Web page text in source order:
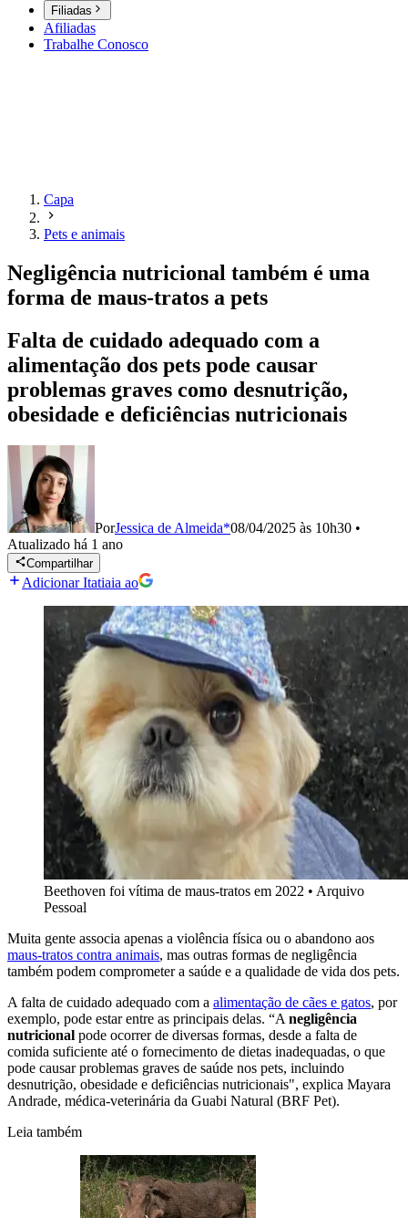
Filiadas
Afiliadas
Trabalhe Conosco
Capa
Pets e animais
Negligência nutricional também é uma
forma de maus-tratos a pets
Falta de cuidado adequado com a
alimentação dos pets pode causar
problemas graves como desnutrição,
obesidade e deficiências nutricionais
PorJessica de Almeida*08/04/2025 às 10h30 •
Atualizado há 1 ano
Compartilhar
Adicionar Itatiaia ao
Beethoven foi vítima de maus-tratos em 2022 • Arquivo
Pessoal
Muita gente associa apenas a violência física ou o abandono aos
maus-tratos contra animais, mas outras formas de negligência
também podem comprometer a saúde e a qualidade de vida dos pets.
A falta de cuidado adequado com a alimentação de cães e gatos, por
exemplo, pode estar entre as principais delas. “A negligência
nutricional pode ocorrer de diversas formas, desde a falta de
comida suficiente até o fornecimento de dietas inadequadas, o que
pode causar problemas graves de saúde nos pets, incluindo
desnutrição, obesidade e deficiências nutricionais", explica Mayara
Andrade, médica-veterinária da Guabi Natural (BRF Pet).
Leia também